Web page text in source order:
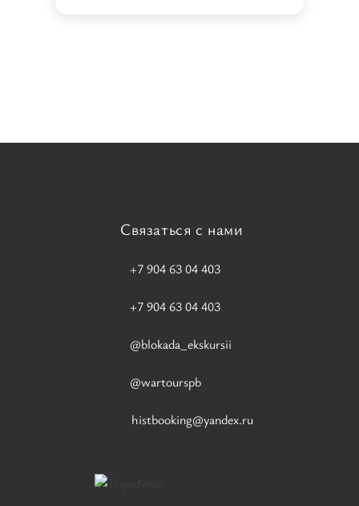
Связаться с нами
+7 904 63 04 403
+7 904 63 04 403
@blokada_ekskursii
@wartourspb
histbooking@yandex.ru